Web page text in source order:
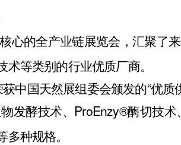
的全产业链展览会，汇聚了
等类别的行业优质厂商。
中国天然展组委会颁发的“优质
发酵技术、ProEnzy®酶切技
种规格。